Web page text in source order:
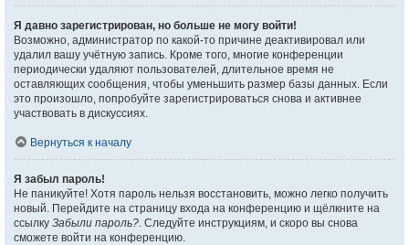
Я давно зарегистрирован, но больше не могу войти!
Возможно, администратор по какой-то причине деактивировал или
удалил вашу учётную запись. Кроме того, многие конференции
периодически удаляют пользователей, длительное время не
оставляющих сообщения, чтобы уменьшить размер базы данных. Если
это произошло, попробуйте зарегистрироваться снова и активнее
участвовать в дискуссиях.
Вернуться к началу
Я забыл пароль!
Не паникуйте! Хотя пароль нельзя восстановить, можно легко получить
новый. Перейдите на страницу входа на конференцию и щёлкните на
ссылку Забыли пароль?. Следуйте инструкциям, и скоро вы снова
сможете войти на конференцию.